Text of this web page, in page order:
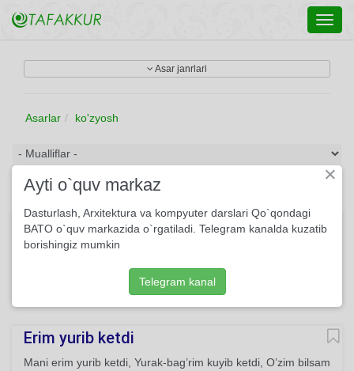
Asar janrlari
Asarlar ko'zyosh
Shudgorzorda donlaydi...
Shudgorzorda donlaydi Qarg‘alarning galasi. Tog‘lar boshi
Usmon Azim
Erim yurib ketdi
Mani erim yurib ketdi, Yurak-bag’rim kuyib ketdi, O’zim bilsam
×
Ayti o`quv markaz
Dasturlash, Arxitektura va kompyuter darslari Qo`qondagi
BATO o`quv markazida o`rgatiladi. Telegram kanalda kuzatib
borishingiz mumkin
Telegram kanal